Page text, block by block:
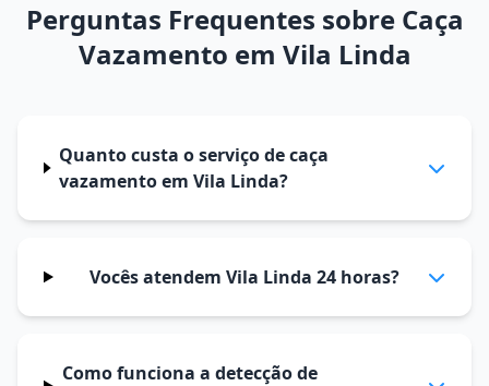
Perguntas Frequentes sobre Caça
Vazamento em Vila Linda
Quanto custa o serviço de caça
vazamento em Vila Linda?
Vocês atendem Vila Linda 24 horas?
Como funciona a detecção de